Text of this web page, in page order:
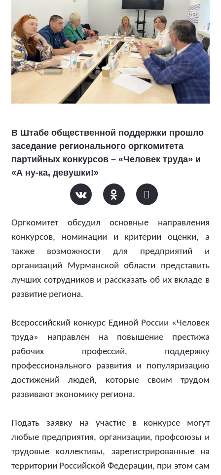
В Штабе общественной поддержки прошло
заседание регионального оргкомитета
партийных конкурсов – «Человек труда» и
«А ну-ка, девушки!»
Оргкомитет обсудил основные направления
конкурсов, номинации и критерии оценки, а
также возможности для предприятий и
организаций Мурманской области представить
лучших сотрудников и рассказать об их вкладе в
развитие региона.
Всероссийский конкурс Единой России «Человек
труда» направлен на повышение престижа
рабочих профессий, поддержку
профессионального развития и популяризацию
достижений людей, которые своим трудом
развивают экономику региона.
Подать заявку на участие в конкурсе могут
любые предприятия, организации, профсоюзы и
трудовые коллективы, зарегистрированные на
территории Российской Федерации, при этом сам